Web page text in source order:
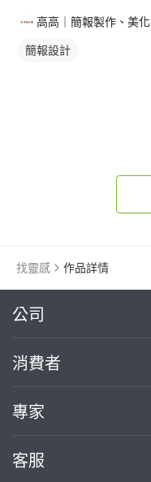
高高｜簡報製作、美化
簡報設計
找靈感 作品詳情
公司
關於我們
部落格
加入我們
消費者
買服務
熱門服務
專家
案件中心
客服
繼續完成